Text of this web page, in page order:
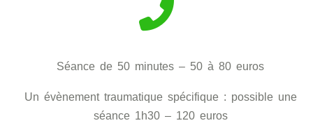
Séance de 50 minutes – 50 à 80 euros
Un évènement traumatique spécifique : possible une
séance 1h30 – 120 euros